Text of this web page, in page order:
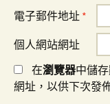
電子郵件地址 *
個人網站網址
在瀏覽器中儲
網址，以供下次發